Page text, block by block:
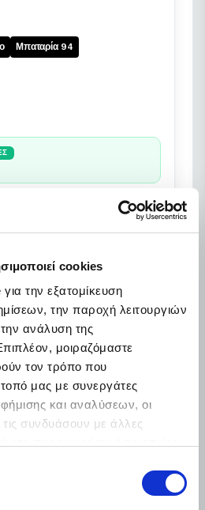
cookies
την εξατομίκευση
την παροχή λειτουργιών
ανάλυση της
μοιραζόμαστε
τον τρόπο που
μας με συνεργάτες
και αναλύσεων, οι
συνδυάσουν με άλλες
Μπαταρία 94